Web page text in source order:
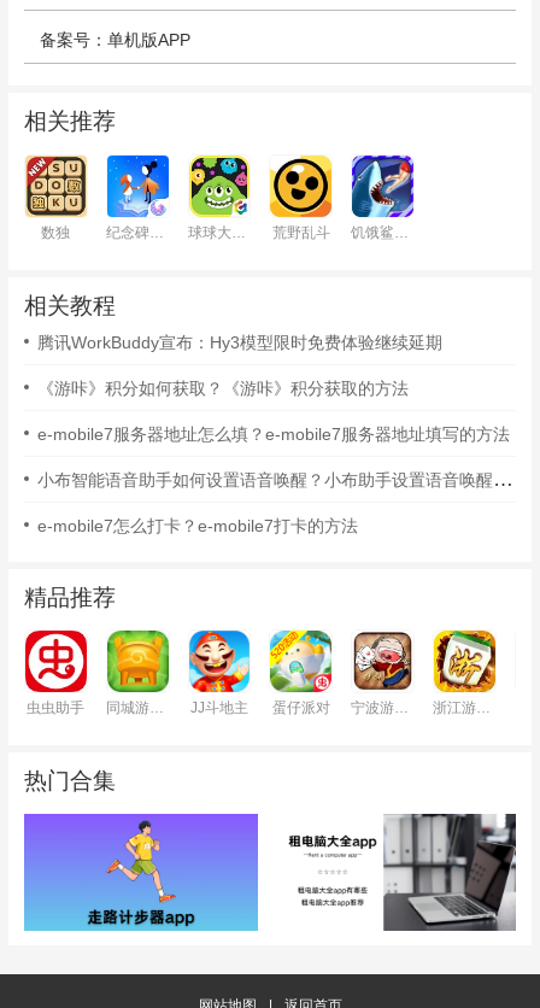
备案号：单机版APP
相关推荐
数独 纪念碑谷2 球球大作战 荒野乱斗 饥饿鲨：进化
相关教程
腾讯WorkBuddy宣布：Hy3模型限时免费体验继续延期
《游咔》积分如何获取？《游咔》积分获取的方法
e-mobile7服务器地址怎么填？e-mobile7服务器地址填写的方法
小布智能语音助手如何设置语音唤醒？小布助手设置语音唤醒的方法
e-mobile7怎么打卡？e-mobile7打卡的方法
精品推荐
虫虫助手 同城游戏大厅 JJ斗地主 蛋仔派对 宁波游戏大厅 浙江游戏大厅
热门合集